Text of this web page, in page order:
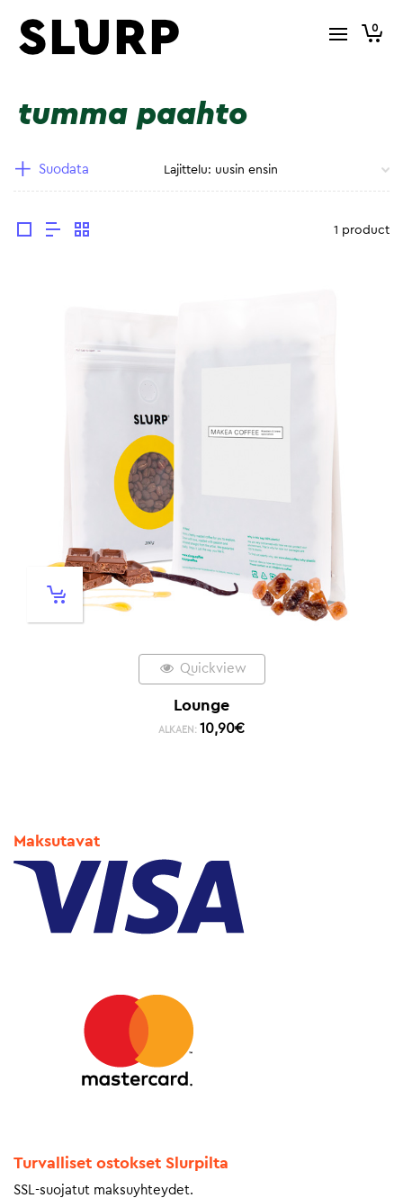
0
tumma paahto
Suodata
1 product
Quickview
Lounge
ALKAEN: 10,90€
Maksutavat
Turvalliset ostokset Slurpilta
SSL-suojatut maksuyhteydet.